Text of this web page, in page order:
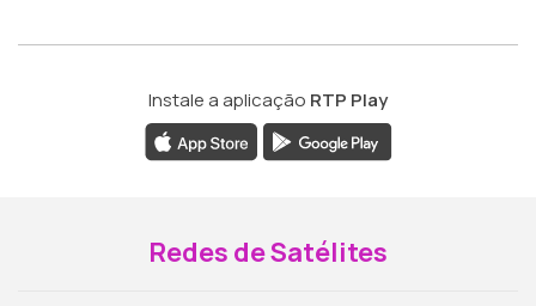
Instale a aplicação RTP Play
Redes de Satélites